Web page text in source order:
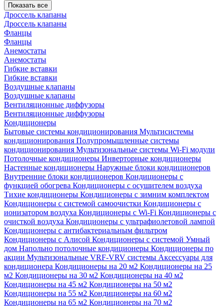
Показать все
Дроссель клапаны
Дроссель клапаны
Фланцы
Фланцы
Анемостаты
Анемостаты
Гибкие вставки
Гибкие вставки
Воздушные клапаны
Воздушные клапаны
Вентиляционные диффузоры
Вентиляционные диффузоры
Кондиционеры
Бытовые системы кондиционирования Мультисистемы
кондиционирования Полупромышленные системы
кондиционирования Мультизональные системы Wi-Fi модули
Потолочные кондиционеры Инверторные кондиционеры
Настенные кондиционеры Наружные блоки кондиционеров
Внутренние блоки кондиционеров Кондиционеры с
функцией обогрева Кондиционеры с осушителем воздуха
Тихие кондиционеры Кондиционеры с зимним комплектом
Кондиционеры с системой самоочистки Кондиционеры с
ионизатором воздуха Кондиционеры с Wi-Fi Кондиционеры с
очисткой воздуха Кондиционеры с ультрафиолетовой лампой
Кондиционеры с антибактериальным фильтром
Кондиционеры с Алисой Кондиционеры с системой Умный
дом Напольно потолочные кондиционеры Кондиционеры по
акции Мультизональные VRF-VRV системы Аксессуары для
кондиционера Кондиционеры на 20 м2 Кондиционеры на 25
м2 Кондиционеры на 30 м2 Кондиционеры на 40 м2
Кондиционеры на 45 м2 Кондиционеры на 50 м2
Кондиционеры на 55 м2 Кондиционеры на 60 м2
Кондиционеры на 65 м2 Кондиционеры на 70 м2